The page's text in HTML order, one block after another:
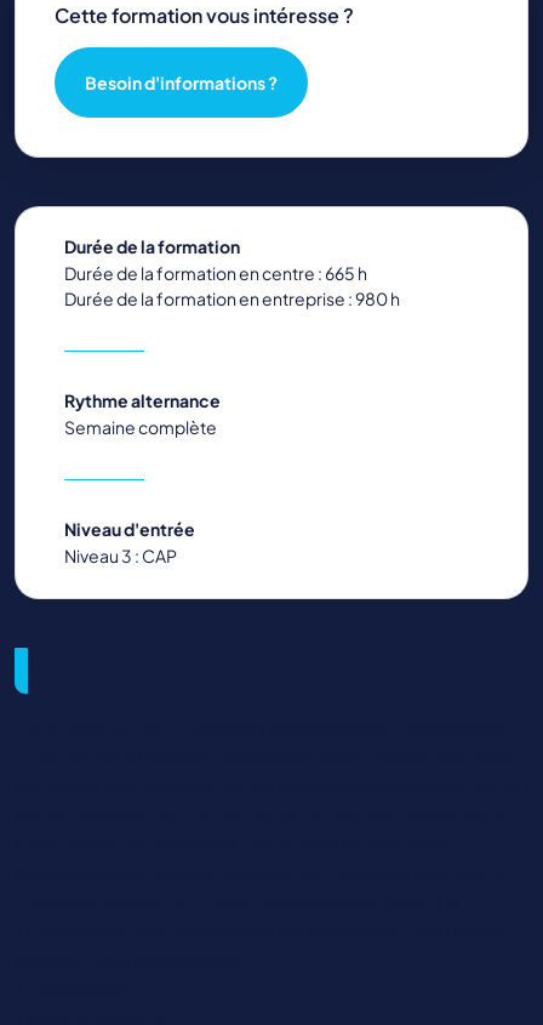
Durée de la formation
Durée de la formation en centre : 665 h
Durée de la formation en entreprise : 980 h
Rythme alternance
Semaine complète
Niveau d'entrée
Niveau 3 : CAP
Cette formation vous intéresse ?
Besoin d'informations ?